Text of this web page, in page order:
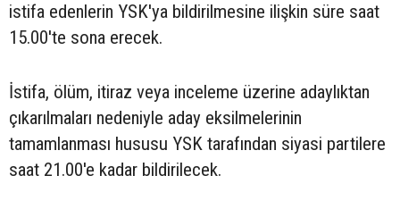
istifa edenlerin YSK'ya bildirilmesine ilişkin süre saat
15.00'te sona erecek.
İstifa, ölüm, itiraz veya inceleme üzerine adaylıktan
çıkarılmaları nedeniyle aday eksilmelerinin
tamamlanması hususu YSK tarafından siyasi partilere
saat 21.00'e kadar bildirilecek.